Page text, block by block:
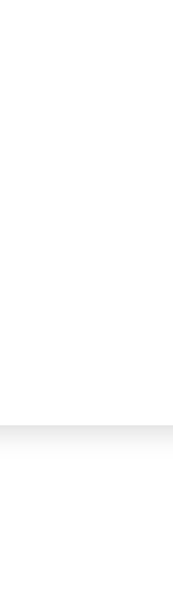
ощутимую
три
в своей
в
человека.
него.